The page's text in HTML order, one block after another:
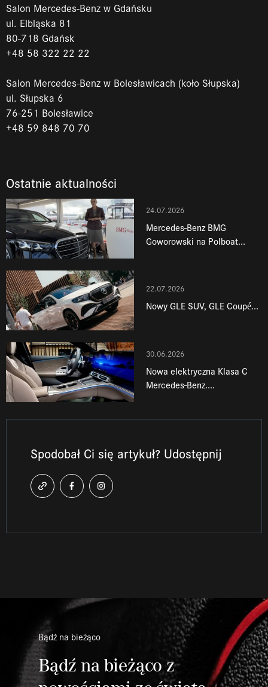
Salon Mercedes-Benz w Gdańsku
ul. Elbląska 81
80-718 Gdańsk
+48 58 322 22 22
Salon Mercedes-Benz w Bolesławicach (koło Słupska)
ul. Słupska 6
76-251 Bolesławice
+48 59 848 70 70
Ostatnie aktualności
24.07.2026
Mercedes-Benz BMG
Goworowski na Polboat...
22.07.2026
Nowy GLE SUV, GLE Coupé...
30.06.2026
Nowa elektryczna Klasa C
Mercedes-Benz....
Spodobał Ci się artykuł? Udostępnij
Bądź na bieżąco
Bądź na bieżąco z